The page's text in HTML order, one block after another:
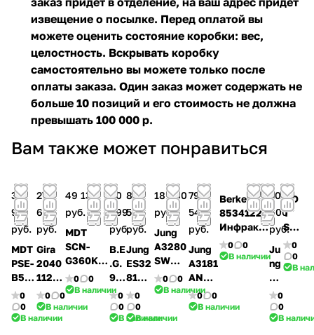
извещение о посылке. Перед оплатой вы
можете оценить состояние коробки: вес,
целостность. Вскрывать коробку
самостоятельно вы можете только после
оплаты заказа. Один заказ может содержать не
больше 10 позиций и его стоимость не должна
превышать 100 000 р.
Вам также может понравиться
38
912
руб.
MDT
PSE-
B55
2T02
.02
Датч
0
0
В наличии
27
638
руб.
Gira
2040
112
Датч
ик
движ
0
0
В наличии
49 135
руб.
MDT
SCN-
G360K3.
03
Датчик
присутс
0
0
В наличии
40
999
руб.
B.E
.G.
93
36
3
Да
0
0
В наличии
83
531
руб.
Jung
ES32
81
Стан
дарт
ный
0
0
В наличии
18 080
руб.
Jung
A3280
SW
KNX/E
IB
к
0
0
В наличии
79
542
руб.
Jung
A3181
ANM
Станд
артны
0
0
В наличии
Berker
85341226
Инфракр
асный
датчик
», 1,1,
0
0
В наличии
50
600
руб.
Ju
ng
33
61
W
W
0
0
В
MD
T
SC
N-
P36
0D
Дат
чик
0
0
В